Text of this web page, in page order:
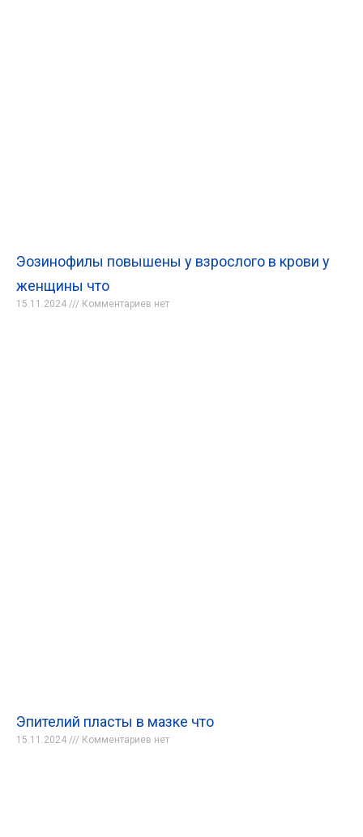
Эозинофилы повышены у взрослого в крови у
женщины что
15.11.2024 Комментариев нет
Эпителий пласты в мазке что
15.11.2024 Комментариев нет